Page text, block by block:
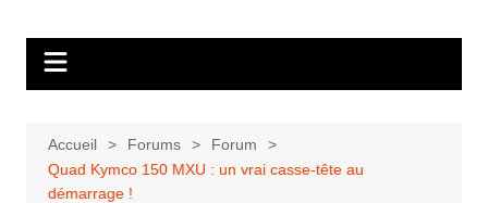
Accueil Forums
Forum
Quad Kymco 150 MXU : un vrai casse-tête au
démarrage !